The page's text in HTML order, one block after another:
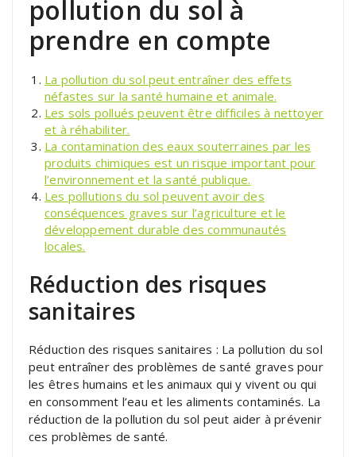
pollution du sol à
prendre en compte
La pollution du sol peut entraîner des effets
néfastes sur la santé humaine et animale.
Les sols pollués peuvent être difficiles à nettoyer
et à réhabiliter.
La contamination des eaux souterraines par les
produits chimiques est un risque important pour
l’environnement et la santé publique.
Les pollutions du sol peuvent avoir des
conséquences graves sur l’agriculture et le
développement durable des communautés
locales.
Réduction des risques
sanitaires
Réduction des risques sanitaires : La pollution du sol
peut entraîner des problèmes de santé graves pour
les êtres humains et les animaux qui y vivent ou qui
en consomment l’eau et les aliments contaminés. La
réduction de la pollution du sol peut aider à prévenir
ces problèmes de santé.